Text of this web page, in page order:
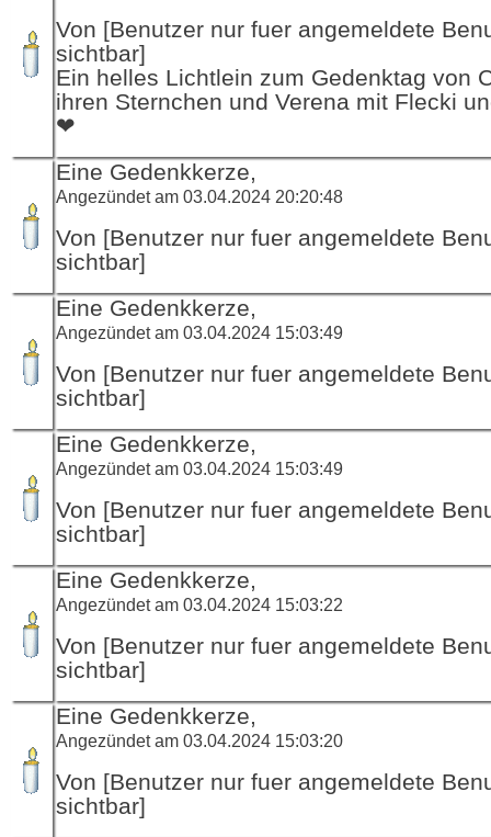
Von [Benutzer nur fuer angemeldete
sichtbar]
Ein helles Lichtlein zum Gedenktag von
ihren Sternchen und Verena mit Flecki
❤
Eine Gedenkkerze,
Angezündet am 03.04.2024 20:20:48
Von [Benutzer nur fuer angemeldete
sichtbar]
Eine Gedenkkerze,
Angezündet am 03.04.2024 15:03:49
Von [Benutzer nur fuer angemeldete
sichtbar]
Eine Gedenkkerze,
Angezündet am 03.04.2024 15:03:49
Von [Benutzer nur fuer angemeldete
sichtbar]
Eine Gedenkkerze,
Angezündet am 03.04.2024 15:03:22
Von [Benutzer nur fuer angemeldete
sichtbar]
Eine Gedenkkerze,
Angezündet am 03.04.2024 15:03:20
Von [Benutzer nur fuer angemeldete
sichtbar]